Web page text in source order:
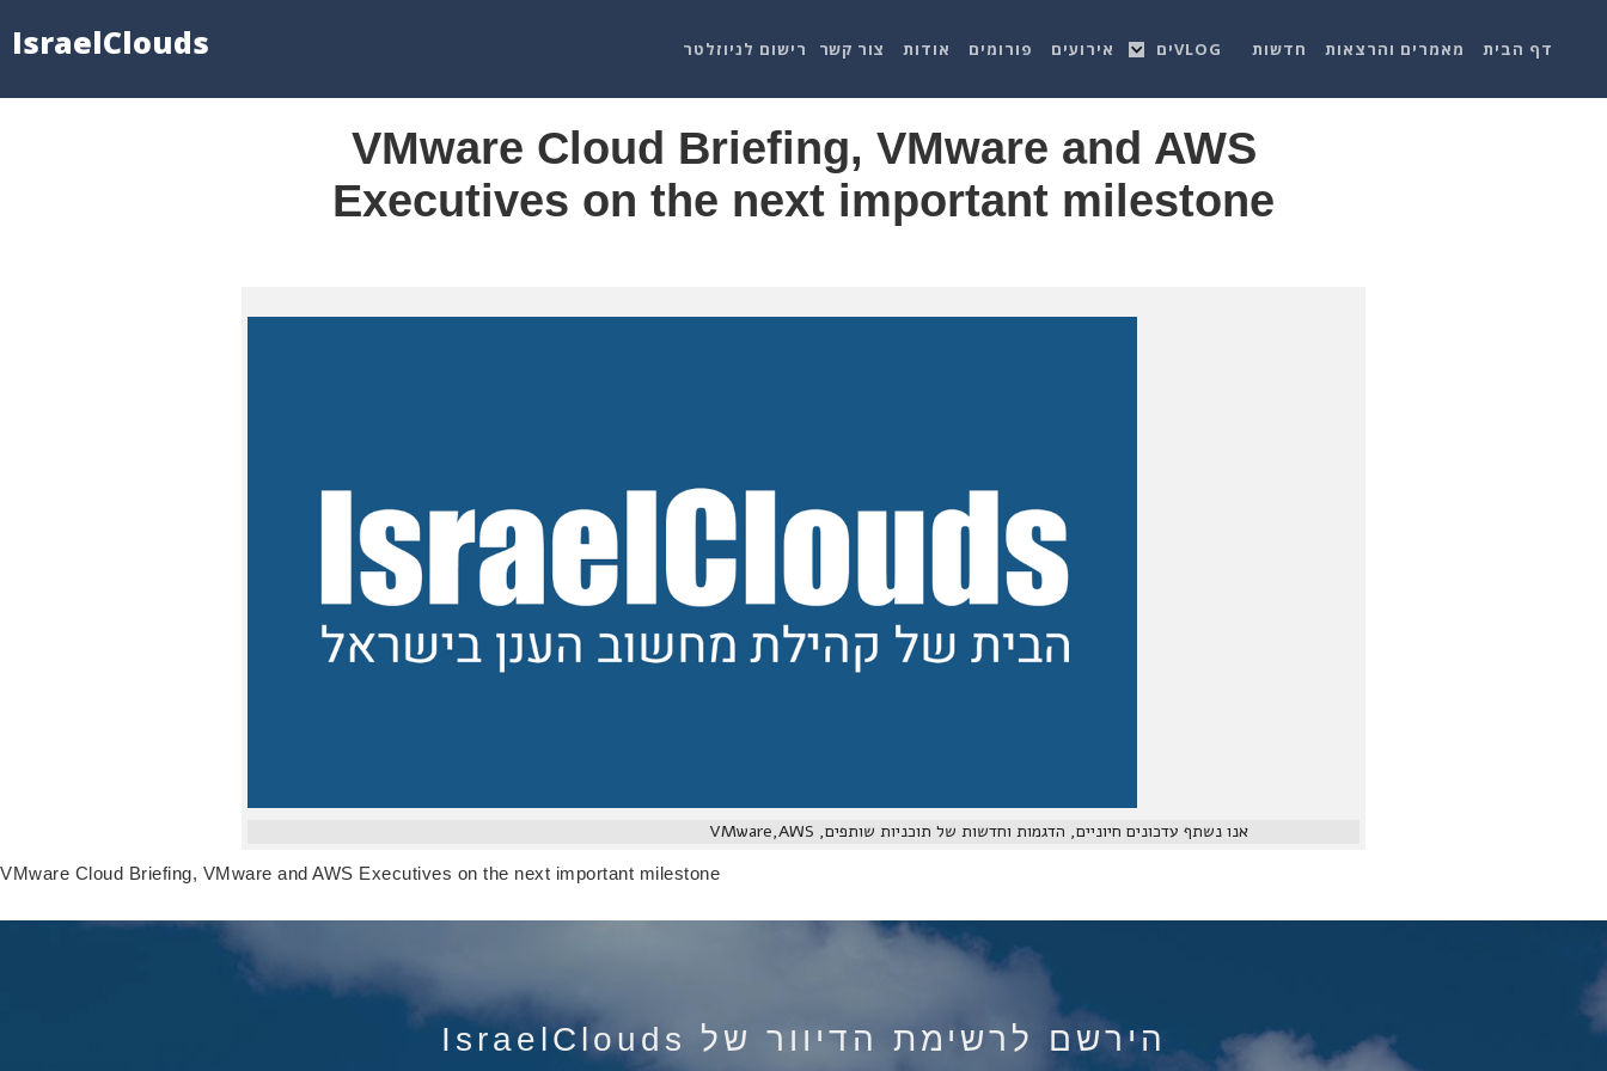
IsraelClouds דף הבית מאמרים והרצאות חדשות VLOGים אירועים פורומים אודות צור קשר רישום לניוזלטר
VMware Cloud Briefing, VMware and AWS
Executives on the next important milestone
אנו נשתף עדכונים חיוניים, הדגמות וחדשות של תוכניות שותפים, VMware,AWS
VMware Cloud Briefing, VMware and AWS Executives on the next important milestone
הירשם לרשימת הדיוור של IsraelClouds